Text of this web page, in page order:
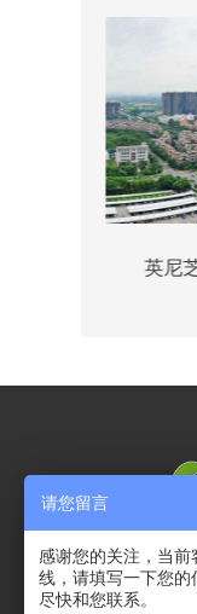
英尼
请您留言
感谢您的关注，当前
线，请填写一下您的
尽快和您联系。